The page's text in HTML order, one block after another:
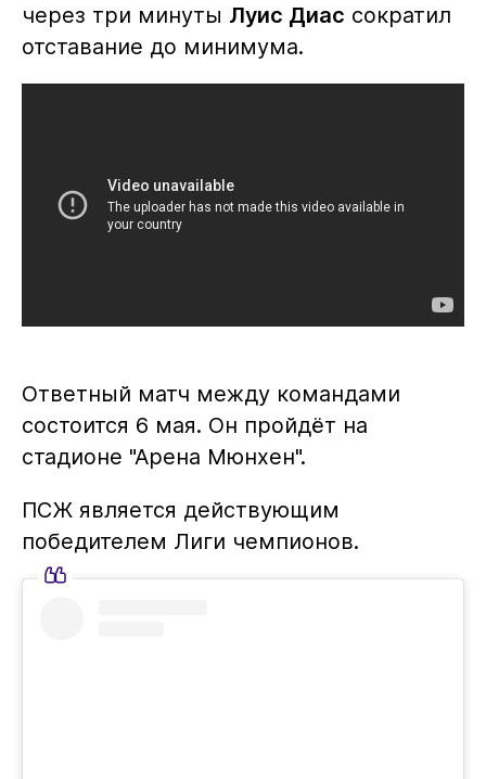
через три минуты Луис Диас сократил
отставание до минимума.
Ответный матч между командами
состоится 6 мая. Он пройдёт на
стадионе "Арена Мюнхен".
ПСЖ является действующим
победителем Лиги чемпионов.